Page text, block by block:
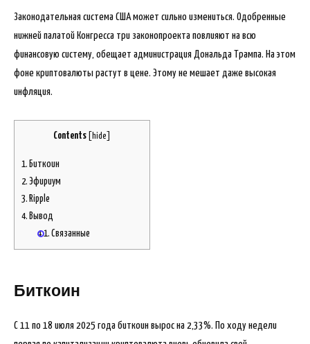
Законодательная система США может сильно измениться. Одобренные
нижней палатой Конгресса три законопроекта повлияют на всю
финансовую систему, обещает администрация Дональда Трампа. На этом
фоне криптовалюты растут в цене. Этому не мешает даже высокая
инфляция.
Contents hide
1. Биткоин
2. Эфириум
3. Ripple
4. Вывод
4.1. Связанные
Биткоин
С 11 по 18 июля 2025 года биткоин вырос на 2,33%. По ходу недели